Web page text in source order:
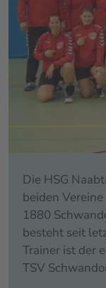
Die HSG
beiden
1880
besteht seit
Trainer ist der
TSV